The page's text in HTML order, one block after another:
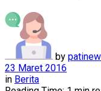
by
23 Maret 2016
in Berita